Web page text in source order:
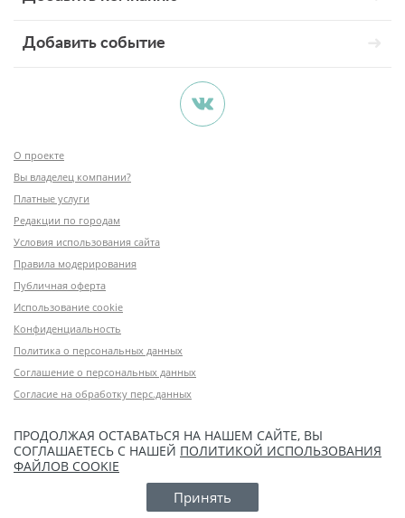
Добавить событие
О проекте
Вы владелец компании?
Платные услуги
Редакции по городам
Условия использования сайта
Правила модерирования
Публичная оферта
Использование cookie
Конфиденциальность
Политика о персональных данных
Соглашение о персональных данных
Согласие на обработку перс.данных
ПРОДОЛЖАЯ ОСТАВАТЬСЯ НА НАШЕМ САЙТЕ, ВЫ
СОГЛАШАЕТЕСЬ С НАШЕЙ ПОЛИТИКОЙ ИСПОЛЬЗОВАНИЯ
ФАЙЛОВ COOKIE
Принять